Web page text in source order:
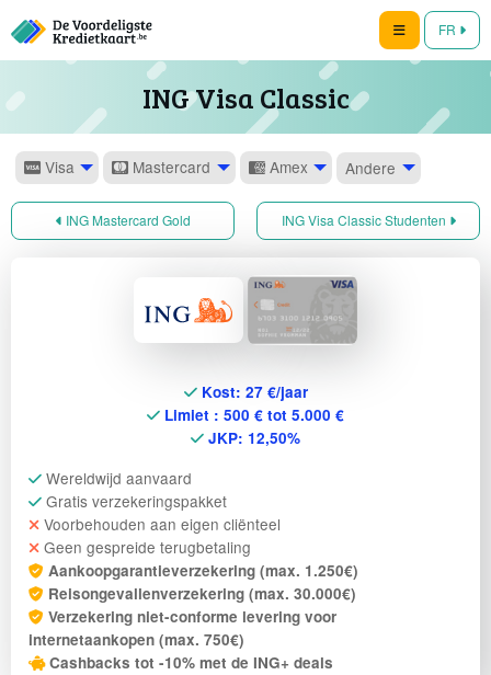
FR
ING Visa Classic
Visa Mastercard Amex Andere
ING Mastercard Gold ING Visa Classic Studenten
Kost: 27 €/jaar
Limiet : 500 € tot 5.000 €
JKP: 12,50%
Wereldwijd aanvaard
Gratis verzekeringspakket
Voorbehouden aan eigen cliënteel
Geen gespreide terugbetaling
Aankoopgarantieverzekering (max. 1.250€)
Reisongevallenverzekering (max. 30.000€)
Verzekering niet-conforme levering voor
internetaankopen (max. 750€)
Cashbacks tot -10% met de ING+ deals